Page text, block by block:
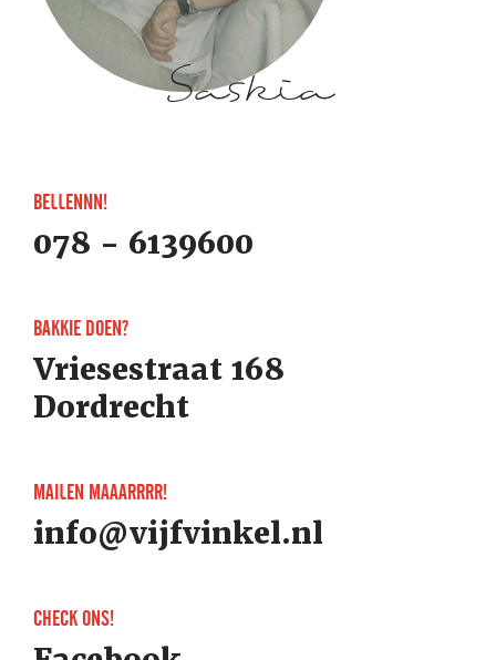
Saskia
BELLENNN!
078 - 6139600
BAKKIE DOEN?
Vriesestraat 168
Dordrecht
MAILEN MAAARRRR!
info@vijfvinkel.nl
CHECK ONS!